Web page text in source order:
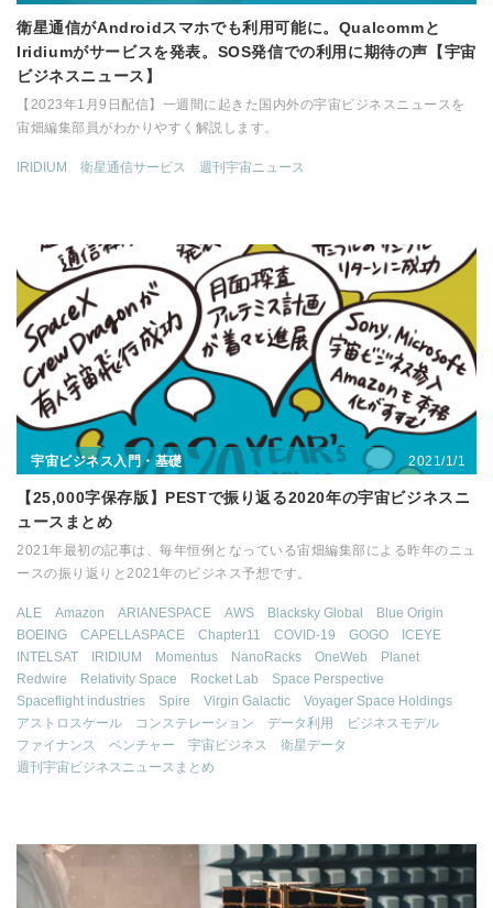
衛星通信がAndroidスマホでも利用可能に。Qualcommと
Iridiumがサービスを発表。SOS発信での利用に期待の声【宇宙
ビジネスニュース】
【2023年1月9日配信】一週間に起きた国内外の宇宙ビジネスニュースを
宙畑編集部員がわかりやすく解説します。
IRIDIUM 衛星通信サービス 週刊宇宙ニュース
宇宙ビジネス入門・基礎 2021/1/1
【25,000字保存版】PESTで振り返る2020年の宇宙ビジネスニ
ュースまとめ
2021年最初の記事は、毎年恒例となっている宙畑編集部による昨年のニュ
ースの振り返りと2021年のビジネス予想です。
ALE Amazon ARIANESPACE AWS Blacksky Global
Blue Origin
BOEING
CAPELLASPACE Chapter11 COVID-19 GOGO
ICEYE
INTELSAT
IRIDIUM Momentus NanoRacks OneWeb
Planet
Redwire
Relativity Space Rocket Lab
Space Perspective
Spaceflight industries
Spire Virgin Galactic
Voyager Space Holdings
アストロスケール
コンステレーション データ利用
ビジネスモデル
ファイナンス
ベンチャー 宇宙ビジネス
衛星データ
週刊宇宙ビジネスニュースまとめ